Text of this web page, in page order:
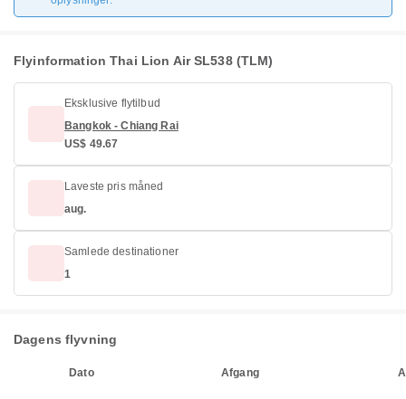
Flyinformation Thai Lion Air SL538 (TLM)
Eksklusive flytilbud
Bangkok - Chiang Rai
US$ 49.67
Laveste pris måned
aug.
Samlede destinationer
1
Dagens flyvning
Dato Afgang